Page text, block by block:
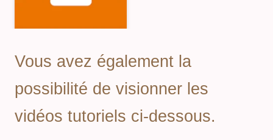
Vous avez également la
possibilité de visionner les
vidéos tutoriels ci-dessous.